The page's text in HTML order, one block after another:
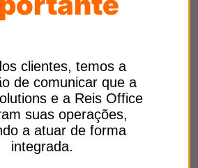
uma ótima opção devido à
para ajustar a quantidade de
com as demandas do negócio.
a dispositivos novos e
investimentos iniciais. Além
a preocupação com manutenção
clientes, temos a
de comunicar que a
e a Reis Office
suas operações,
a atuar de forma
integrada.